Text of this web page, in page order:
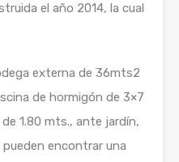
el año 2014, la cual
externa de 36mts2
de hormigón de 3×7
1.80 mts., ante jardín,
encontrar una